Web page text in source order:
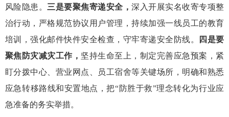
风险隐患。三是要聚焦寄递安全，深入开展实名收寄专项整
治行动，严格规范协议用户管理，持续加强一线员工的教育
培训，强化邮件快件安全检查，守牢寄递安全防线。
四是要
聚焦防灾减灾工作， 坚持生命至上，制定完善应急预案，紧
盯分拨中心、营业网点、员工宿舍等关键场所，明确和熟悉
应急转移路线和安置地点，把“防胜于救”理念转化为行业应
急准备的务实举措。